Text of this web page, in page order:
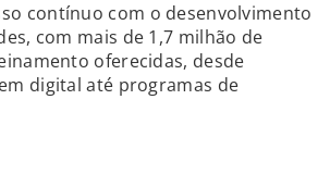
contínuo com o desenvolvimento
com mais de 1,7 milhão de
oferecidas, desde
digital até programas de